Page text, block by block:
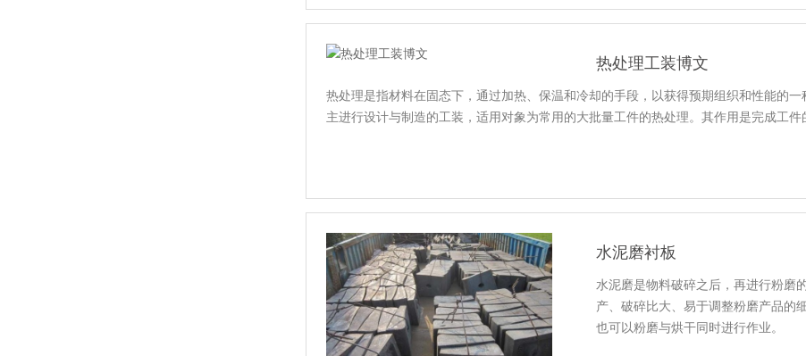
热处理工装博文
热处理是指材料在固态下，通过加热、保温和冷却的手段，以获得预期组织和性能的
主进行设计与制造的工装，适用对象为常用的大批量工件的热处理。其作用是完成工
水泥磨衬板
水泥磨是物料破碎之后，再进行粉磨
产、破碎比大、易于调整粉磨产品的
也可以粉磨与烘干同时进行作业。